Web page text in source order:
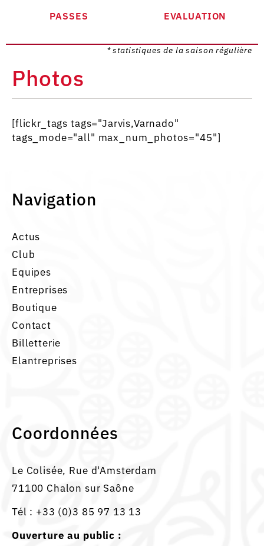
PASSES EVALUATION
* statistiques de la saison régulière
Photos
[flickr_tags tags="Jarvis,Varnado"
tags_mode="all" max_num_photos="45"]
Navigation
Actus
Club
Equipes
Entreprises
Boutique
Contact
Billetterie
Elantreprises
Coordonnées
Le Colisée, Rue d'Amsterdam
71100 Chalon sur Saône
Tél : +33 (0)3 85 97 13 13
Ouverture au public :